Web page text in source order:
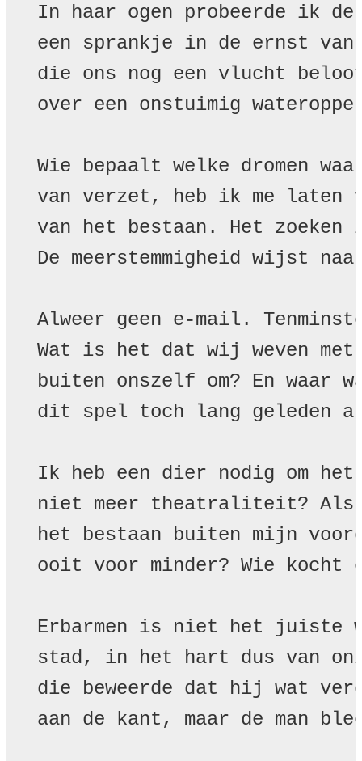
In haar ogen probeerde ik
een sprankje in de ernst
die ons nog een vlucht
over een onstuimig
Wie bepaalt welke dromen
van verzet, heb ik me laten
van het bestaan. Het
De meerstemmigheid wijst
Alweer geen e-mail.
Wat is het dat wij weven met
buiten onszelf om? En waar
dit spel toch lang geleden al
Ik heb een dier nodig om het
niet meer theatraliteit? Als
het bestaan buiten mijn
ooit voor minder? Wie
Erbarmen is niet het juiste
stad, in het hart dus van
die beweerde dat hij wat
aan de kant, maar de man